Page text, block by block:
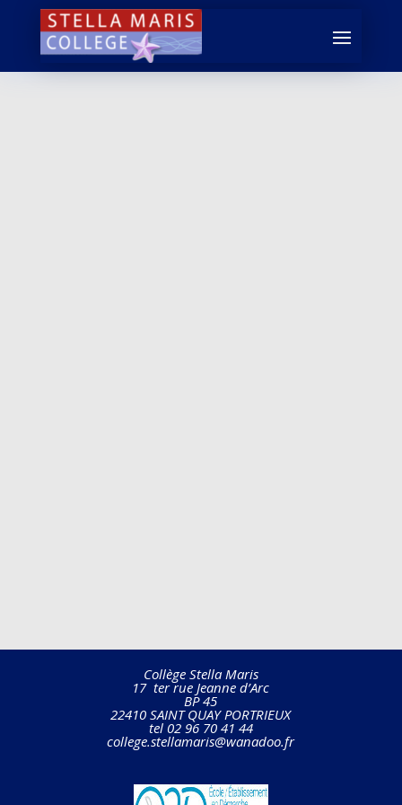
Collège Stella Maris
17 ter rue Jeanne d’Arc
BP 45
22410 SAINT QUAY PORTRIEUX
tel 02 96 70 41 44
college.stellamaris@wanadoo.fr